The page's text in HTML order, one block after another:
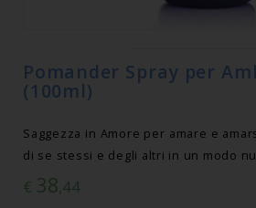
Pomander Spray per
(100ml)
Saggezza in Amore per amare e
di se stessi e degli altri in un modo
€ 38,44